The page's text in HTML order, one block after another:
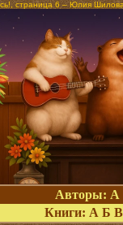
страница 6 – Юлия
Авторы: А
Книги: А Б В